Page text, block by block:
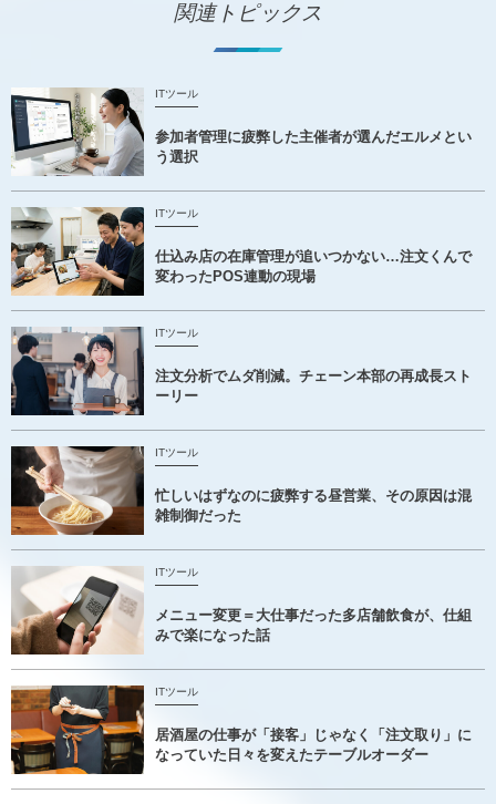
関連トピックス
ITツール
参加者管理に疲弊した主催者が選んだエルメとい
う選択
ITツール
仕込み店の在庫管理が追いつかない…注文くんで
変わったPOS連動の現場
ITツール
注文分析でムダ削減。チェーン本部の再成長スト
ーリー
ITツール
忙しいはずなのに疲弊する昼営業、その原因は混
雑制御だった
ITツール
メニュー変更＝大仕事だった多店舗飲食が、仕組
みで楽になった話
ITツール
居酒屋の仕事が「接客」じゃなく「注文取り」に
なっていた日々を変えたテーブルオーダー